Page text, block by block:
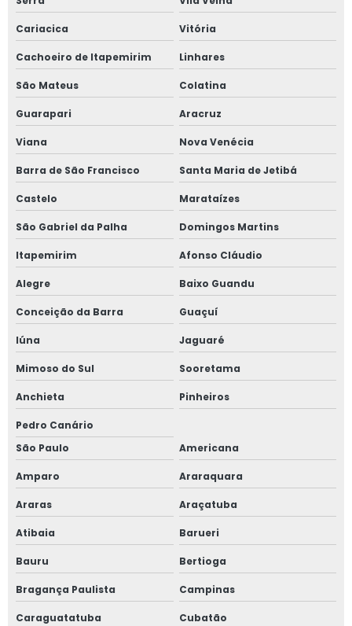
Cariacica Vitória
Cachoeiro de Itapemirim Linhares
São Mateus Colatina
Guarapari Aracruz
Viana Nova Venécia
Barra de São Francisco Santa Maria de Jetibá
Castelo Marataízes
São Gabriel da Palha Domingos Martins
Itapemirim Afonso Cláudio
Alegre Baixo Guandu
Conceição da Barra Guaçuí
Iúna Jaguaré
Mimoso do Sul Sooretama
Anchieta Pinheiros
Pedro Canário
São Paulo
Americana
Amparo Araraquara
Araras Araçatuba
Atibaia Barueri
Bauru Bertioga
Bragança Paulista Campinas
Caraguatatuba Cubatão